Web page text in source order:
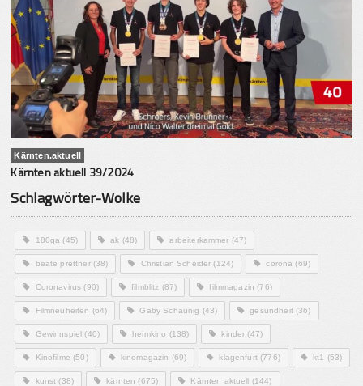
Kärnten.aktuell
Kärnten aktuell 39/2024
Schlagwörter-Wolke
180ga (45) ak (48) arbeiterkammer (47)
beate prettner(38) Christian Scheider (124) corona (69)
Coronavirus (90) filmblitz (87) filmmagazin (76)
Filmneuheiten (64) Gaby Schaunig (43) gesundheit(36)
Gewinnspiel (40) heimkino (138) kinder (47)
Kinofilme (50) kinomagazin (69) klagenfurt(776) kt1 (53)
kunst (38) kärnten (675) Kärnten aktuell (144)